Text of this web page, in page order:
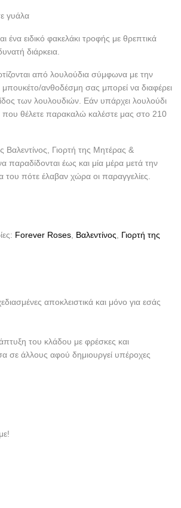
γυάλα
ένα ειδικό φακελάκι τροφής με θρεπτικά
διάρκεια.
από λουλούδια σύμφωνα με την
ανθοδέσμη σας μπορεί να διαφέρει
των λουλουδιών. Εάν υπάρχει λουλούδι
που θέλετε παρακαλώ καλέστε μας στο 210
Γιορτή της Μητέρας &
παραδίδονται έως και μία μέρα μετά την
πότε έλαβαν χώρα οι παραγγελίες.
Forever Roses, Βαλεντίνος
Γιορτή της
αποκλειστικά και μόνο για εσάς
του κλάδου με φρέσκες και
σε άλλους αφού δημιουργεί υπέροχες